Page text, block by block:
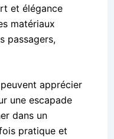
et élégance
matériaux
passagers,
apprécier
une escapade
dans un
pratique et